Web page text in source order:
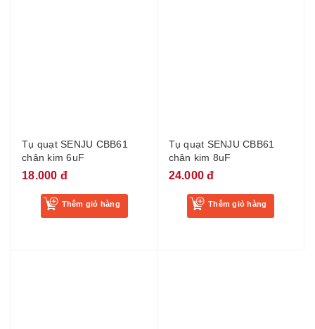
Tụ quạt SENJU CBB61
chân kim 6uF
18.000 đ
Thêm giỏ hàng
Tụ quạt SENJU CBB61
chân kim 8uF
24.000 đ
Thêm giỏ hàng